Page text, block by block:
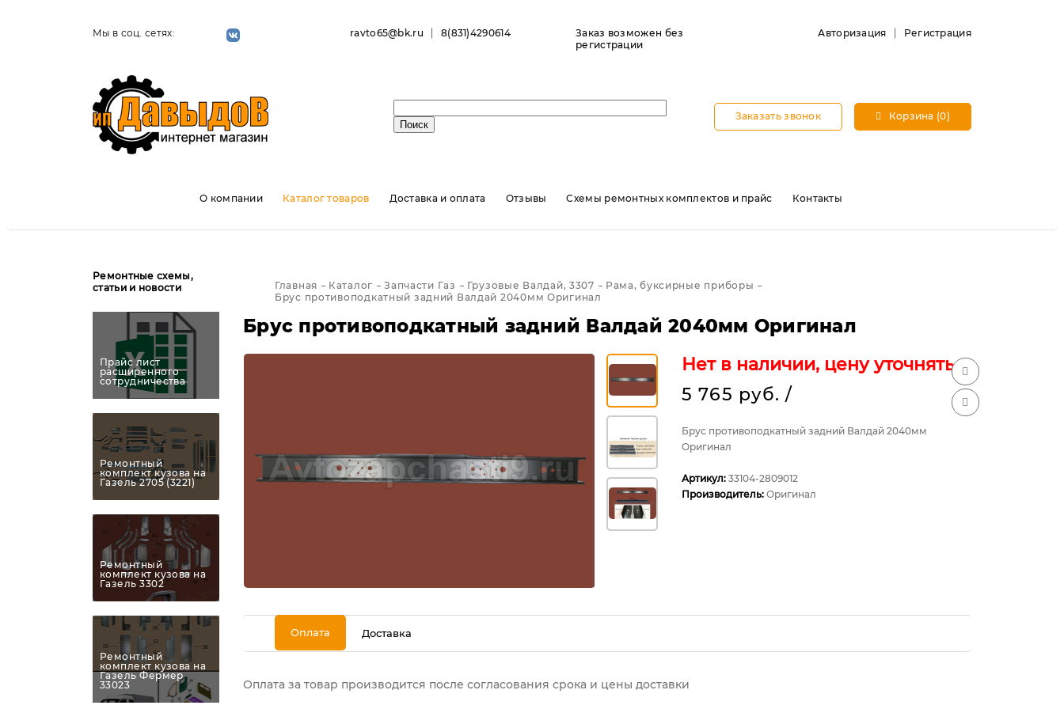
Мы в соц. сетях: ravto65@bk.ru 8(831)4290614
Заказ возможен без
регистрации
Авторизация Регистрация
Заказать звонок Корзина (0)
О компании Каталог товаров Доставка и оплата Отзывы Схемы ремонтных комплектов и прайс Контакты
Ремонтные схемы,
статьи и новости
Прайс лист
расширенного
сотрудничества
Ремонтный
комплект кузова на
Газель 2705 (3221)
Ремонтный
комплект кузова на
Газель 3302
Ремонтный
комплект кузова на
Газель Фермер
33023
Главная Каталог Запчасти Газ Грузовые Валдай, 3307
Рама, буксирные приборы
Брус противоподкатный задний Валдай 2040мм Оригинал
Брус противоподкатный задний Валдай 2040мм Оригинал
Нет в наличии, цену уточнять
5 765 руб. /
Брус противоподкатный задний Валдай 2040мм
Оригинал
Артикул:33104-2809012
Производитель:Оригинал
Оплата Доставка
Оплата за товар производится после согласования срока и цены доставки